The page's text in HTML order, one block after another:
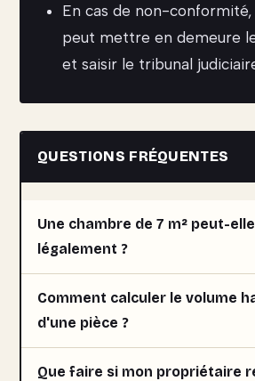
En cas de non-
peut mettre en demeure
et saisir le tribunal
QUESTIONS FRÉQUENTES
Une chambre de 7 m² peut-
légalement ?
Comment calculer le volume
d'une pièce ?
Que faire si mon propriétaire